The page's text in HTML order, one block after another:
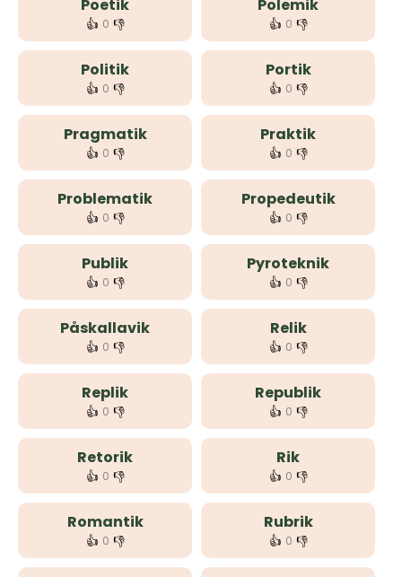
Poetik
👍 0 👎
Polemik
👍 0 👎
Politik
👍 0 👎
Portik
👍 0 👎
Pragmatik
👍 0 👎
Praktik
👍 0 👎
Problematik
👍 0 👎
Propedeutik
👍 0 👎
Publik
👍 0 👎
Pyroteknik
👍 0 👎
Påskallavik
👍 0 👎
Relik
👍 0 👎
Replik
👍 0 👎
Republik
👍 0 👎
Retorik
👍 0 👎
Rik
👍 0 👎
Romantik
👍 0 👎
Rubrik
👍 0 👎